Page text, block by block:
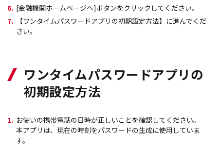
6. [金融機関ホームページへ]ボタンをクリックしてください。
7.
【ワンタイムパスワードアプリの初期設定方法】に進んでくだ
さい。
ワンタイムパスワードアプリの
初期設定方法
1. お使いの携帯電話の日時が正しいことを確認してください。
本アプリは、現在の時刻をパスワードの生成に使用していま
す。